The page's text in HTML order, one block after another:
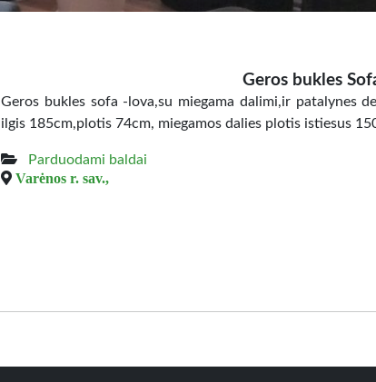
Geros bukles
Geros bukles sofa -lova,su miegama dalimi,ir patalynes
ilgis 185cm,plotis 74cm, miegamos dalies plotis istiesus
Parduodami baldai
Varėnos r. sav.,